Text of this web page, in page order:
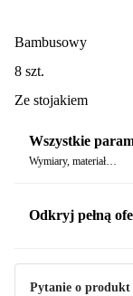
Bambusowy
8 szt.
Ze stojakiem
Wszystkie
Wymiary, materiał…
Odkryj pełną
Pytanie o produkt